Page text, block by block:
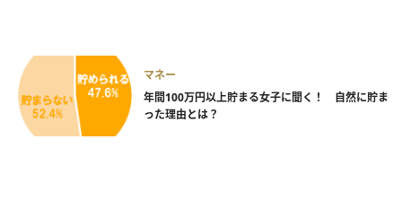
マネー
年間100万円以上貯まる女子に聞く！ 自然に貯ま
った理由とは？